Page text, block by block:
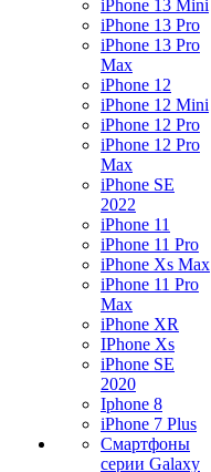
iPhone 13 Mini
iPhone 13 Pro
iPhone 13 Pro
Max
iPhone 12
iPhone 12 Mini
iPhone 12 Pro
iPhone 12 Pro
Max
iPhone SE
2022
iPhone 11
iPhone 11 Pro
iPhone Xs Max
iPhone 11 Pro
Max
iPhone XR
IPhone Xs
iPhone SE
2020
Iphone 8
iPhone 7 Plus
Смартфоны
серии Galaxy